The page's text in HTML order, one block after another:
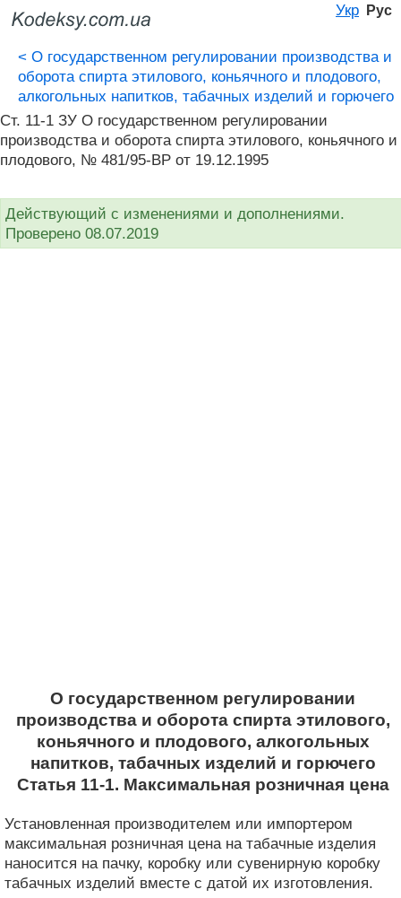
Укр Рус
< О государственном регулировании производства и
оборота спирта этилового, коньячного и плодового,
алкогольных напитков, табачных изделий и горючего
Ст. 11-1 ЗУ О государственном регулировании
производства и оборота спирта этилового, коньячного и
плодового, № 481/95-ВР от 19.12.1995
Действующий с изменениями и дополнениями.
Проверено 08.07.2019
О государственном регулировании
производства и оборота спирта этилового,
коньячного и плодового, алкогольных
напитков, табачных изделий и горючего
Статья 11-1. Максимальная розничная цена
Установленная производителем или импортером
максимальная розничная цена на табачные изделия
наносится на пачку, коробку или сувенирную коробку
табачных изделий вместе с датой их изготовления.